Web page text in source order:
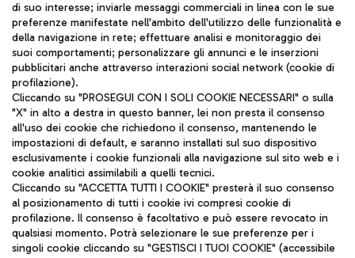
TRAVEL JOURNAL
ITA
Aeroporti di Roma S.p.A. - Società soggetta a direzione e
coordinamento di Mundys S.p.A.
Codice fiscale e Registro delle Imprese di Roma 13032990155 P.
IVA 06572251004
Capitale sociale 62.224.743,00 int. vers.
Sede legale: Via Pier Paolo Racchetti 1 - 00054 Fiumicino (RM)
di suo interesse; inviarle messaggi commerciali in linea con le sue
preferenze manifestate nell'ambito dell'utilizzo delle funzionalità e
della navigazione in rete; effettuare analisi e monitoraggio dei
suoi comportamenti; personalizzare gli annunci e le inserzioni
pubblicitari anche attraverso interazioni social network (cookie di
profilazione).
Cliccando su "PROSEGUI CON I SOLI COOKIE NECESSARI" o sulla
"X" in alto a destra in questo banner, lei non presta il consenso
all'uso dei cookie che richiedono il consenso, mantenendo le
impostazioni di default, e saranno installati sul suo dispositivo
esclusivamente i cookie funzionali alla navigazione sul sito web e i
cookie analitici assimilabili a quelli tecnici.
Cliccando su "ACCETTA TUTTI I COOKIE" presterà il suo consenso
al posizionamento di tutti i cookie ivi compresi cookie di
profilazione. Il consenso è facoltativo e può essere revocato in
qualsiasi momento. Potrà selezionare le sue preferenze per i
singoli cookie cliccando su "GESTISCI I TUOI COOKIE" (accessibile